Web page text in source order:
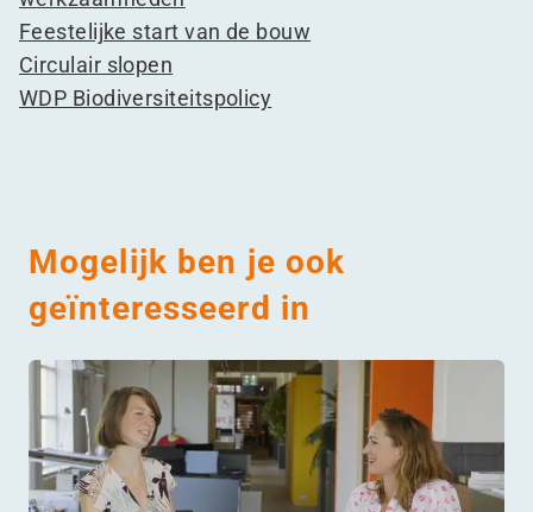
Feestelijke start van de bouw
Circulair slopen
WDP Biodiversiteitspolicy
Mogelijk ben je ook
geïnteresseerd in